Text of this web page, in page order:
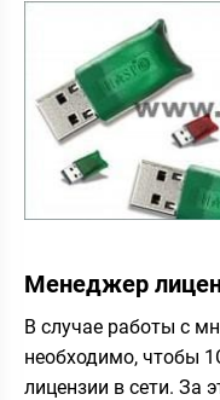
Менеджер
В случае работы с
необходимо, чтобы
лицензии в сети. За